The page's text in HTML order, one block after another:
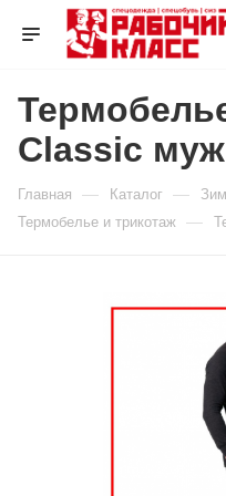
Classic
Главная — Каталог —
Термобелье и трикотаж —